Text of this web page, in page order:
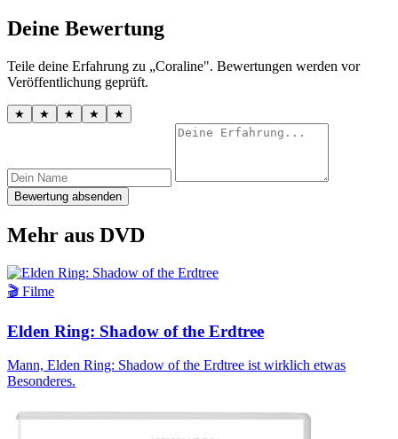
Deine Bewertung
Teile deine Erfahrung zu „Coraline". Bewertungen werden vor
Veröffentlichung geprüft.
★ ★ ★ ★ ★
Bewertung absenden
Mehr aus DVD
🎬 Filme
Elden Ring: Shadow of the Erdtree
Mann, Elden Ring: Shadow of the Erdtree ist wirklich etwas
Besonderes.